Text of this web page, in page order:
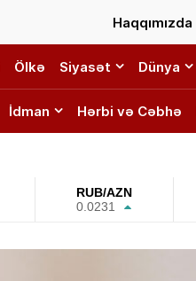
Haqqımızda
Ölkə Siyasət Dünya
İdman Hərbi və Cəbhə
RUB/AZN
0.0231